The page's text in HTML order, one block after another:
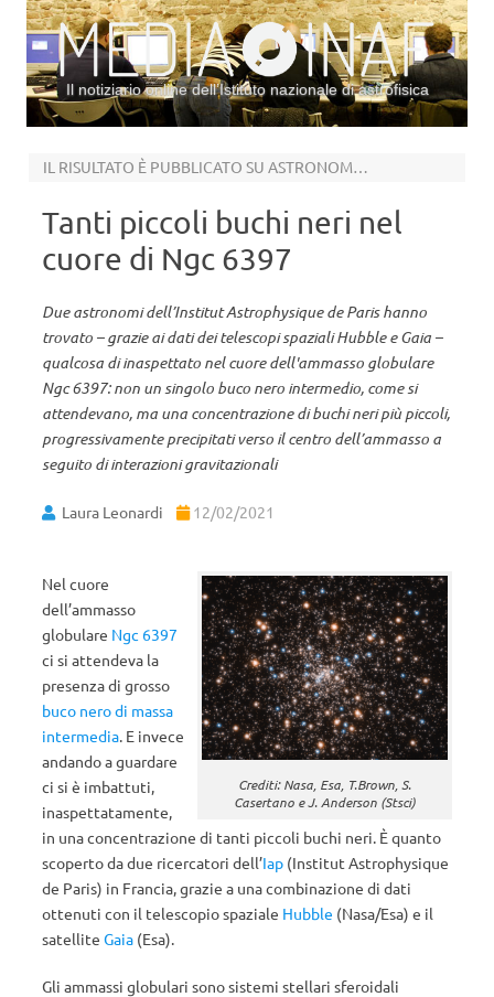
Il notiziario online dell’Istituto nazionale di astrofisica
IL RISULTATO È PUBBLICATO SU ASTRONOMY & ASTROPHYSICS
Tanti piccoli buchi neri nel
cuore di Ngc 6397
Due astronomi dell’Institut Astrophysique de Paris hanno
trovato – grazie ai dati dei telescopi spaziali Hubble e Gaia –
qualcosa di inaspettato nel cuore dell'ammasso globulare
Ngc 6397: non un singolo buco nero intermedio, come si
attendevano, ma una concentrazione di buchi neri più piccoli,
progressivamente precipitati verso il centro dell’ammasso a
seguito di interazioni gravitazionali
Laura Leonardi 12/02/2021
Crediti: Nasa, Esa, T.Brown, S.
Casertano e J. Anderson (Stsci)
Nel cuore
dell’ammasso
globulare Ngc 6397
ci si attendeva la
presenza di grosso
buco nero di massa
intermedia. E invece
andando a guardare
ci si è imbattuti,
inaspettatamente,
in una concentrazione di tanti piccoli buchi neri. È quanto
scoperto da due ricercatori dell’Iap (Institut Astrophysique
de Paris) in Francia, grazie a una combinazione di dati
ottenuti con il telescopio spaziale Hubble (Nasa/Esa) e il
satellite Gaia (Esa).
Gli ammassi globulari sono sistemi stellari sferoidali